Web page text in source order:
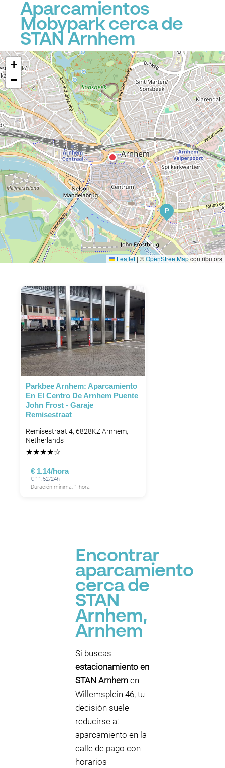
Aparcamientos
Mobypark cerca de
STAN Arnhem
P
+
−
Leaflet| ©OpenStreetMapcontributors
Parkbee Arnhem: Aparcamiento
En El Centro De Arnhem Puente
John Frost - Garaje
Remisestraat
Remisestraat 4, 6828KZ Arnhem,
Netherlands
★★★★☆
€ 1.14/hora
€ 11.52/24h
Duración mínima: 1 hora
Encontrar
aparcamiento
cerca de
STAN
Arnhem,
Arnhem
Si buscas
estacionamiento en
STAN Arnhem en
Willemsplein 46, tu
decisión suele
reducirse a:
aparcamiento en la
calle de pago con
horarios